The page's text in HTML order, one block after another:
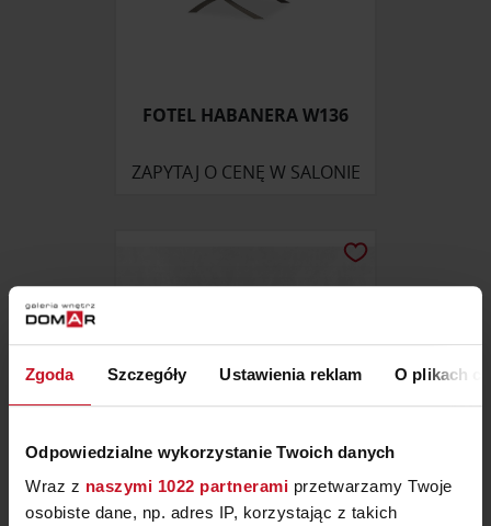
Zgoda Szczegóły Ustawienia reklam O plikach
Odpowiedzialne wykorzystanie Twoich danych
Wraz z naszymi 1022 partnerami przetwarzamy Twoje
osobiste dane, np. adres IP, korzystając z takich
FOTEL HABANERA W136
ZAPYTAJ O CENĘ W SALONIE